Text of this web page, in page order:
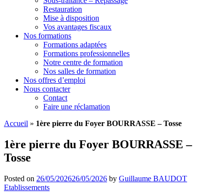
Restauration
Mise à disposition
Vos avantages fiscaux
Nos formations
Formations adaptées
Formations professionnelles
Notre centre de formation
Nos salles de formation
Nos offres d’emploi
Nous contacter
Contact
Faire une réclamation
Accueil » 1ère pierre du Foyer BOURRASSE – Tosse
1ère pierre du Foyer BOURRASSE –
Tosse
Posted on 26/05/202626/05/2026 by Guillaume BAUDOT
Etablissements